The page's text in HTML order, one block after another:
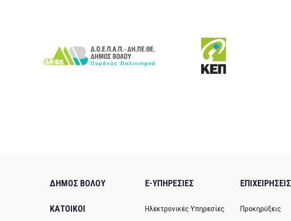
ΔΗΜΟΣ ΒΟΛΟΥ
ΚΑΤΟΙΚΟΙ
E-ΥΠΗΡΕΣΙΕΣ
Ηλεκτρονικές Υπηρεσίες
ΕΠΙΧΕΙΡΗΣΕΙΣ
Προκηρύξεις